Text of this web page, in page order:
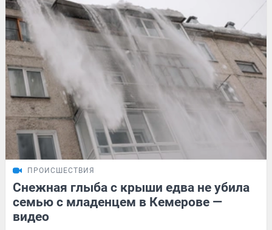
ПРОИСШЕСТВИЯ
Снежная глыба с крыши едва не убила
семью с младенцем в Кемерове —
видео